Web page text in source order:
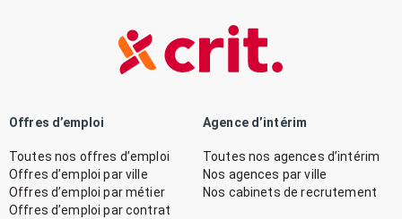
Offres d’emploi
Toutes nos offres d’emploi
Offres d’emploi par ville
Offres d’emploi par métier
Offres d’emploi par contrat
Agence d’intérim
Toutes nos agences d’intérim
Nos agences par ville
Nos cabinets de recrutement